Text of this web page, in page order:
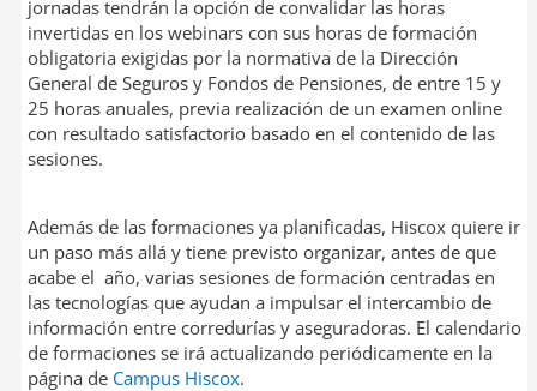
jornadas tendrán la opción de convalidar las horas
invertidas en los webinars con sus horas de formación
obligatoria exigidas por la normativa de la Dirección
General de Seguros y Fondos de Pensiones, de entre 15 y
25 horas anuales, previa realización de un examen online
con resultado satisfactorio basado en el contenido de las
sesiones.
Además de las formaciones ya planificadas, Hiscox quiere ir
un paso más allá y tiene previsto organizar, antes de que
acabe el año, varias sesiones de formación centradas en
las tecnologías que ayudan a impulsar el intercambio de
información entre corredurías y aseguradoras. El calendario
de formaciones se irá actualizando periódicamente en la
página de Campus Hiscox.